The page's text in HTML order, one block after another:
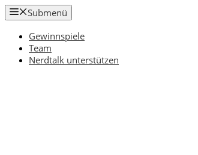
Zum
Inhalt
springen
Submenü
Gewinnspiele
Team
Nerdtalk unterstützen